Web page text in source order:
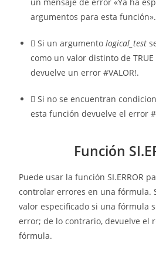
argumentos para esta función».
 Si un argumentological_test
como un valor distinto de TRUE
devuelve un error #VALOR!.
 Si no se encuentran
esta función devuelve el error
Función
Puede usar la función SI.ERROR
controlar errores en una fórmula.
valor especificado si una fórmula
error; de lo contrario, devuelve el
fórmula.